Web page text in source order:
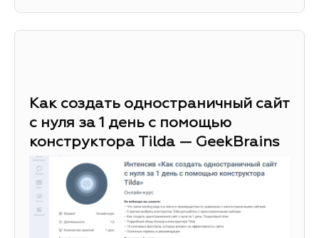
Как создать одностраничный сайт
с нуля за 1 день с помощью
конструктора Tilda — GeekBrains